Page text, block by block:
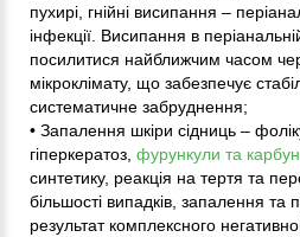
пухирі, гнійні висипання –
інфекції. Висипання в
посилитися найближчим часом
мікроклімату, що забезпечує
систематичне забруднення;
• Запалення шкіри сідниць –
гіперкератоз, фурункули та
синтетику, реакція на тертя та
більшості випадків, запалення та
результат комплексного